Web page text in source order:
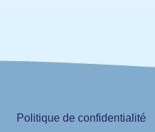
Politique de confidentialité